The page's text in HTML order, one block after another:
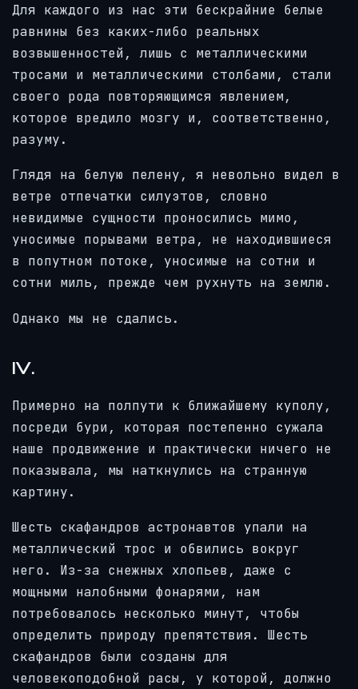
Для каждого из нас эти бескрайние белые
равнины без каких-либо реальных
возвышенностей, лишь с металлическими
тросами и металлическими столбами, стали
своего рода повторяющимся явлением,
которое вредило мозгу и, соответственно,
разуму.
Глядя на белую пелену, я невольно видел в
ветре отпечатки силуэтов, словно
невидимые сущности проносились мимо,
уносимые порывами ветра, не находившиеся
в попутном потоке, уносимые на сотни и
сотни миль, прежде чем рухнуть на землю.
Однако мы не сдались.
IV.
Примерно на полпути к ближайшему куполу,
посреди бури, которая постепенно сужала
наше продвижение и практически ничего не
показывала, мы наткнулись на странную
картину.
Шесть скафандров астронавтов упали на
металлический трос и обвились вокруг
него. Из-за снежных хлопьев, даже с
мощными налобными фонарями, нам
потребовалось несколько минут, чтобы
определить природу препятствия. Шесть
скафандров были созданы для
человекоподобной расы, у которой, должно